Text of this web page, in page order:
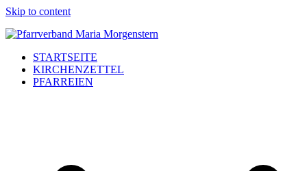
Skip to content
STARTSEITE
KIRCHENZETTEL
PFARREIEN